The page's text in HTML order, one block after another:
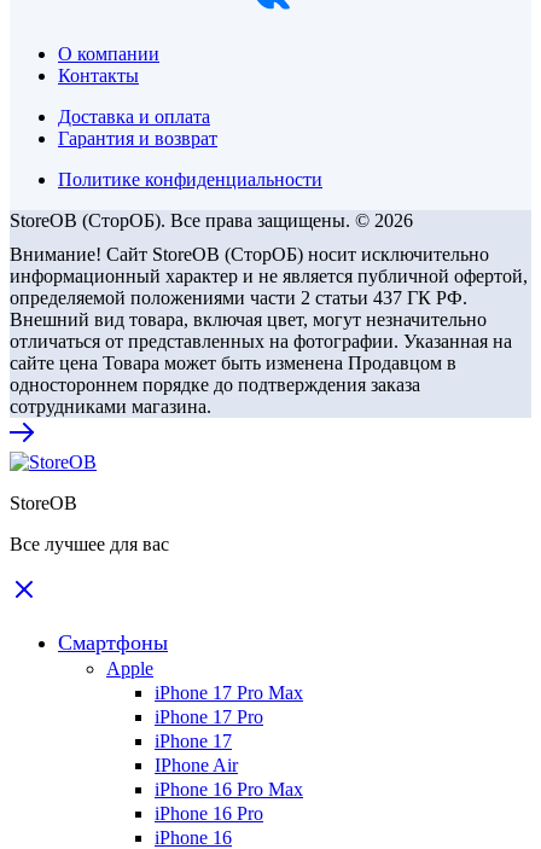
О компании
Контакты
Доставка и оплата
Гарантия и возврат
Политике конфиденциальности
StoreOB (CторОБ). Все права защищены. © 2026
Внимание! Сайт StoreOB (СторОБ) носит исключительно
информационный характер и не является публичной офертой,
определяемой положениями части 2 статьи 437 ГК РФ.
Внешний вид товара, включая цвет, могут незначительно
отличаться от представленных на фотографии. Указанная на
сайте цена Товара может быть изменена Продавцом в
одностороннем порядке до подтверждения заказа
сотрудниками магазина.
StoreOB
Все лучшее для вас
Смартфоны
Apple
iPhone 17 Pro Max
iPhone 17 Pro
iPhone 17
IPhone Air
iPhone 16 Pro Max
iPhone 16 Pro
iPhone 16